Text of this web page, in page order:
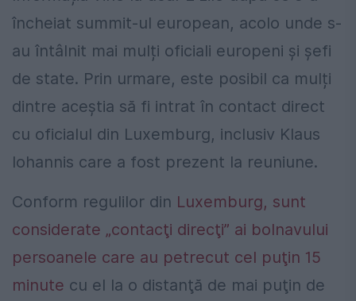
încheiat summit-ul european, acolo unde s-
au întâlnit mai mulți oficiali europeni și șefi
de state. Prin urmare, este posibil ca mulți
dintre aceștia să fi intrat în contact direct
cu oficialul din Luxemburg, inclusiv Klaus
Iohannis care a fost prezent la reuniune.
Conform regulilor din Luxemburg, sunt
considerate „contacţi direcţi” ai bolnavului
persoanele care au petrecut cel puţin 15
minute cu el la o distanţă de mai puţin de